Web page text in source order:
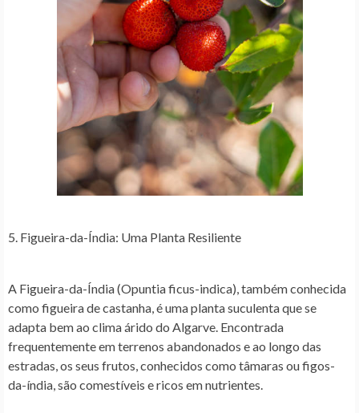
5. Figueira-da-Índia: Uma Planta Resiliente
A Figueira-da-Índia (Opuntia ficus-indica), também conhecida
como figueira de castanha, é uma planta suculenta que se
adapta bem ao clima árido do Algarve. Encontrada
frequentemente em terrenos abandonados e ao longo das
estradas, os seus frutos, conhecidos como tâmaras ou figos-
da-índia, são comestíveis e ricos em nutrientes.